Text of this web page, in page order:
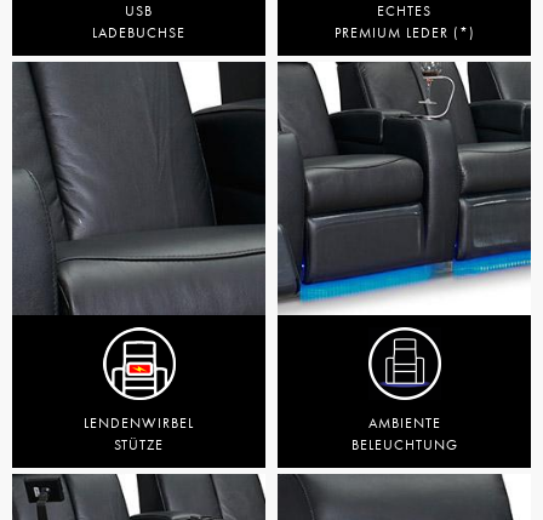
USB
LADEBUCHSE
ECHTES
PREMIUM LEDER (*)
LENDENWIRBEL
STÜTZE
AMBIENTE
BELEUCHTUNG